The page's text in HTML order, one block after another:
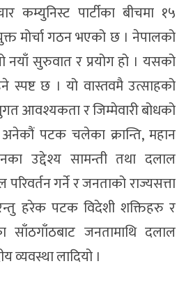
कम्युनिस्ट पार्टीका बीचमा १५
मोर्चा गठन भएको छ । नेपालको
नयाँ सुरुवात र प्रयोग हो । यसको
स्पष्ट छ । यो वास्तवमै उत्साहको
आवश्यकता र जिम्मेवारी बोधको
पटक चलेका क्रान्ति, महान
उद्देश्य सामन्ती तथा दलाल
गर्ने र जनताको राज्यसत्ता
हरेक पटक विदेशी शक्तिहरु र
साँठगाँठबाट जनतामाथि दलाल
व्यवस्था लादियो ।